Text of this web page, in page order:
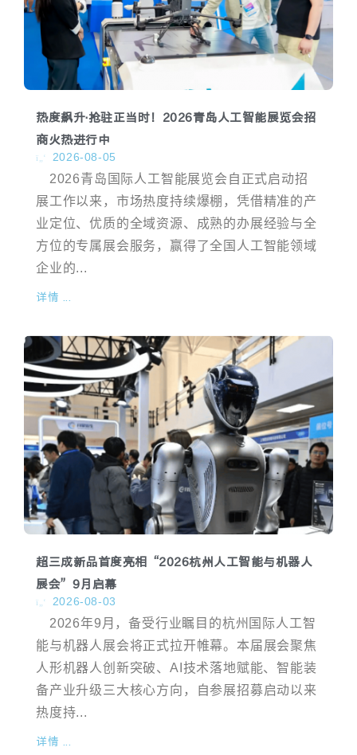
热度飙升·抢驻正当时！2026青岛人工智能展览会招
商火热进行中
2026-08-05
2026青岛国际人工智能展览会自正式启动招
展工作以来，市场热度持续爆棚，凭借精准的产
业定位、优质的全域资源、成熟的办展经验与全
方位的专属展会服务，赢得了全国人工智能领域
企业的...
详情 ...
超三成新品首度亮相“2026杭州人工智能与机器人
展会”9月启幕
2026-08-03
2026年9月，备受行业瞩目的杭州国际人工智
能与机器人展会将正式拉开帷幕。本届展会聚焦
人形机器人创新突破、AI技术落地赋能、智能装
备产业升级三大核心方向，自参展招募启动以来
热度持...
详情 ...